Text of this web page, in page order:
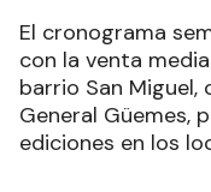
El cronograma
con la venta
barrio San Miguel,
General Güemes,
ediciones en los